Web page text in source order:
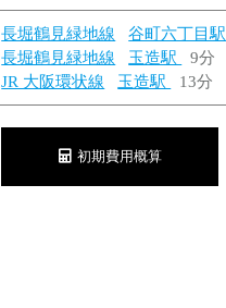
長堀鶴見緑地線 谷町六丁目駅
長堀鶴見緑地線
玉造駅
9分
JR 大阪環状線
玉造駅 13分
初期費用概算